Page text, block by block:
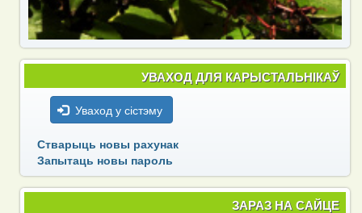
УВАХОД ДЛЯ КАРЫСТАЛЬНІКАЎ
Уваход у сістэму
Стварыць новы рахунак
Запытаць новы пароль
ЗАРАЗ НА САЙЦЕ